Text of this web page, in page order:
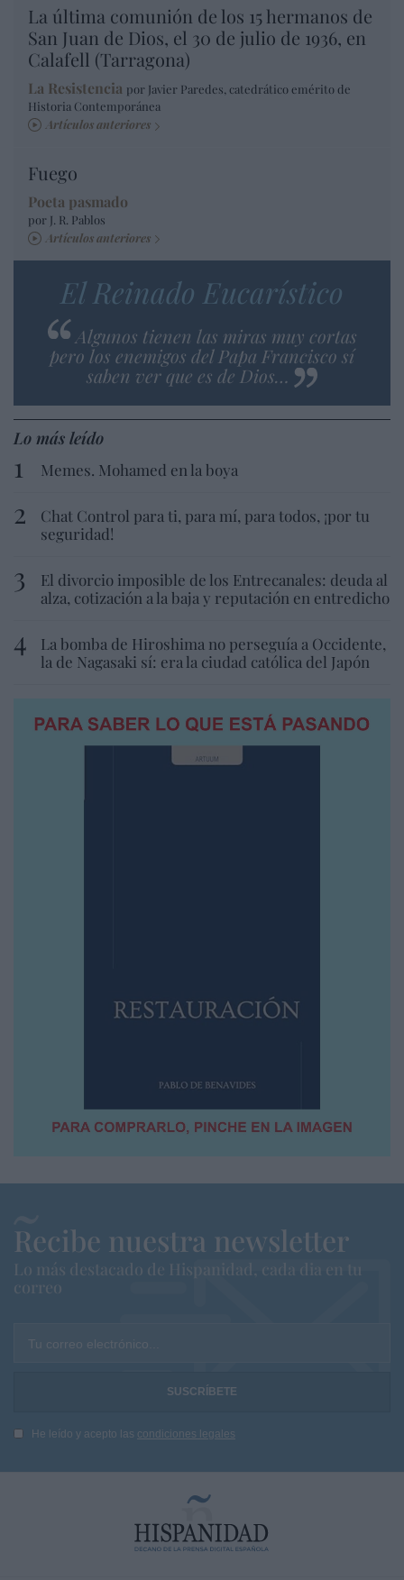
La última comunión de los 15 hermanos de
San Juan de Dios, el 30 de julio de 1936, en
Calafell (Tarragona)
La Resistencia por Javier Paredes, catedrático emérito de
Historia Contemporánea
Artículos anteriores
Fuego
Poeta pasmado
por J. R. Pablos
Artículos anteriores
El Reinado Eucarístico
Algunos tienen las miras muy cortas
pero los enemigos del Papa Francisco sí
saben ver que es de Dios…
Lo más leído
Memes. Mohamed en la boya
Chat Control para ti, para mí, para todos, ¡por tu
seguridad!
El divorcio imposible de los Entrecanales: deuda al
alza, cotización a la baja y reputación en entredicho
La bomba de Hiroshima no perseguía a Occidente,
la de Nagasaki sí: era la ciudad católica del Japón
Recibe nuestra newsletter
Lo más destacado de Hispanidad, cada dia en tu
correo
Tu correo electrónico...
He leído y acepto las condiciones legales